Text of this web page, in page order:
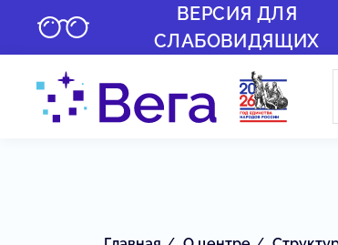
ВЕРСИЯ ДЛЯ
СЛАБОВИДЯЩИХ